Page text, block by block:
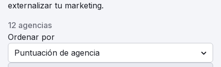
externalizar tu marketing.
12 agencias
Ordenar por
Puntuación de agencia